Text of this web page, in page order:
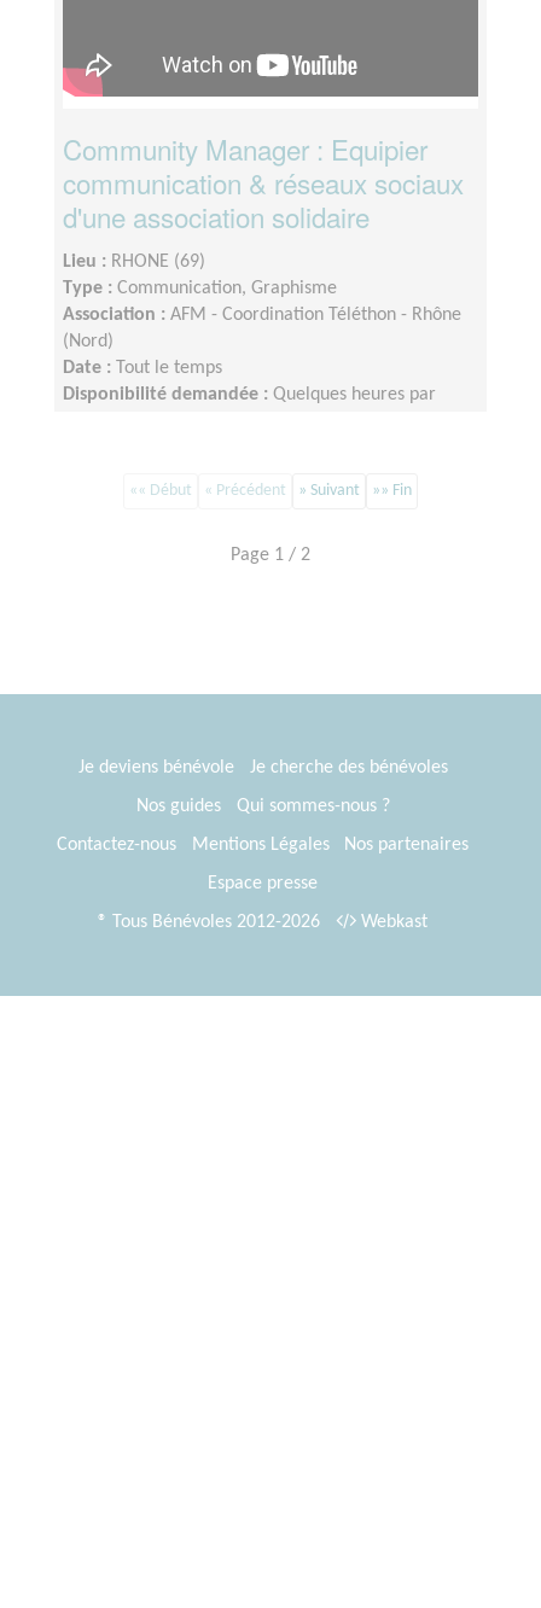
Community Manager : Equipier
communication & réseaux sociaux
d'une association solidaire
Lieu : RHONE (69)
Type : Communication, Graphisme
Association : AFM - Coordination Téléthon - Rhône
(Nord)
Date :
Tout le temps
Disponibilité demandée : Quelques heures par
«« Début « Précédent » Suivant »» Fin
Page 1 / 2
Je deviens bénévole
Je cherche des bénévoles
Nos guides
Qui sommes-nous ?
Contactez-nous
Mentions Légales
Nos partenaires
Espace presse
® Tous Bénévoles 2012-2026
Webkast